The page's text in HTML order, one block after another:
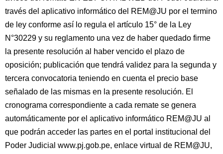
través del aplicativo informático del REM@JU por el termino
de ley conforme así lo regula el artículo 15° de la Ley
N°30229 y su reglamento una vez de haber quedado firme
la presente resolución al haber vencido el plazo de
oposición; publicación que tendrá validez para la segunda y
tercera convocatoria teniendo en cuenta el precio base
señalado de las mismas en la presente resolución. El
cronograma correspondiente a cada remate se genera
automáticamente por el aplicativo informático REM@JU al
que podrán acceder las partes en el portal institucional del
Poder Judicial www.pj.gob.pe, enlace virtual de REM@JU,